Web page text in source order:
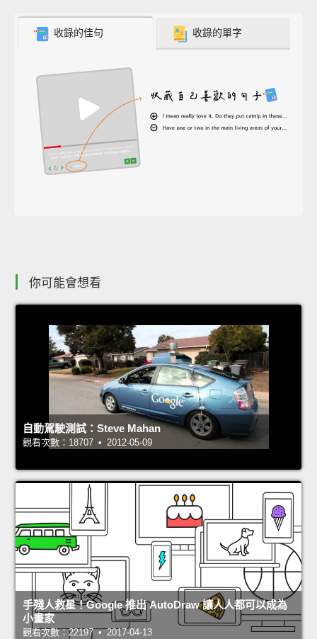
收錄的佳句 收錄的單字
你可能會想看
自動駕駛測試：Steve Mahan
觀看次數：18707 • 2012-05-09
手殘人救星！Google 推出 AutoDraw 讓人人都可以成為
小畫家
觀看次數：22197 • 2017-04-13